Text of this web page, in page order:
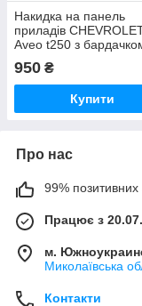
Накидка на панель
приладів
Aveo t250 з
Чохол/накидка на
в авто Шевроле Авео
950 ₴
Купити
Про нас
99% позитивних
Працює з
м.
Миколаївська
Контакти